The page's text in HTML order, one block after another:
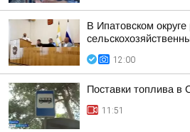
В Ипатовском
12:00
Поставки топлива в
11:51